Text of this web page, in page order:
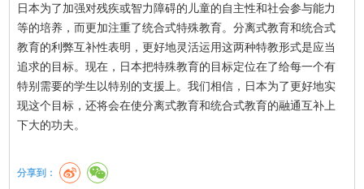
日本为了加强对残疾或智力障碍的儿童的自主性和社会参与能力
等的培养，而更加注重了统合式特殊教育。分离式教育和统合式
教育的利弊互补性表明，更好地灵活运用这两种特教形式是应当
追求的目标。现在，日本把特殊教育的目标定位在了给每一个有
特别需要的学生以特别的支援上。我们相信，日本为了更好地实
现这个目标，还将会在使分离式教育和统合式教育的融通互补上
下大的功夫。
分享到：